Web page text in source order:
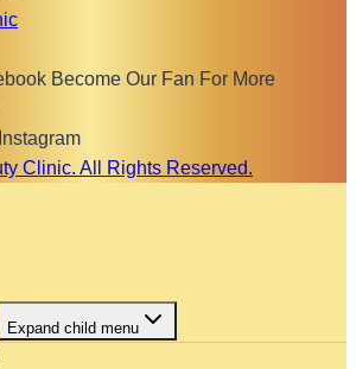
Become Our Fan For More
Instagram
Clinic. All Rights Reserved.
Expand child menu